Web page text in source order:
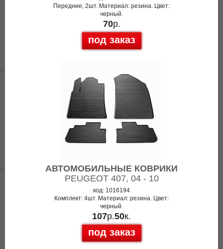
Передние, 2шт. Материал: резина. Цвет:
черный.
70р.
под заказ
АВТОМОБИЛЬНЫЕ КОВРИКИ
PEUGEOT 407, 04 - 10
код: 1016194
Комплект: 4шт. Материал: резина. Цвет:
черный.
107р.50к.
под заказ